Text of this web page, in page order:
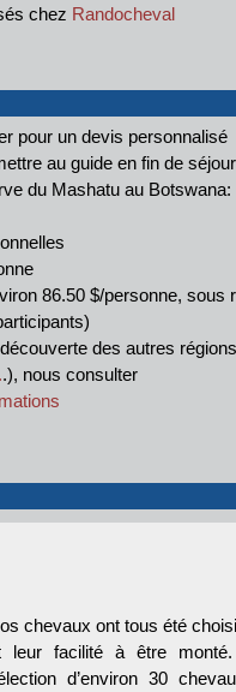
chez Randocheval
pour un devis personnalisé
au guide en fin de
du Mashatu au
86.50 $/personne, sous
des autres
.), nous consulter
chevaux ont tous été
leur facilité à être
d’environ 30